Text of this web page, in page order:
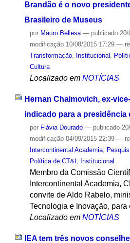
Brandão é o novo
Brasileiro de Museus
por Mauro Bellesa — publicado20/
modificação10/08/2015 17:29 —
Transformação, Institucional ,
Cultura
Localizado em NOTÍCIAS
Hernan Chaimovich, ex-
indicado para a presidência
por Flávia Dourado — publicado
modificação04/09/2015 22:39 —
Intercontinental Academia,
Política de CT&I
Institucional
Membro da Comissão
Intercontinental Academia,
convite de Aldo Rabelo,
Tecnologia e Inovação, para
Localizado em NOTÍCIAS
IEA tem três novos